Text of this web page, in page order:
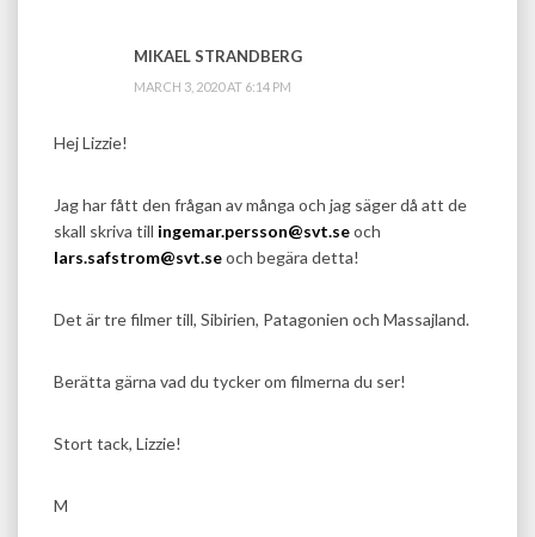
MIKAEL STRANDBERG
MARCH 3, 2020 AT 6:14 PM
Hej Lizzie!
Jag har fått den frågan av många och jag säger då att de
skall skriva till ingemar.persson@svt.seoch
lars.safstrom@svt.seoch begära detta!
Det är tre filmer till, Sibirien, Patagonien och Massajland.
Berätta gärna vad du tycker om filmerna du ser!
Stort tack, Lizzie!
M